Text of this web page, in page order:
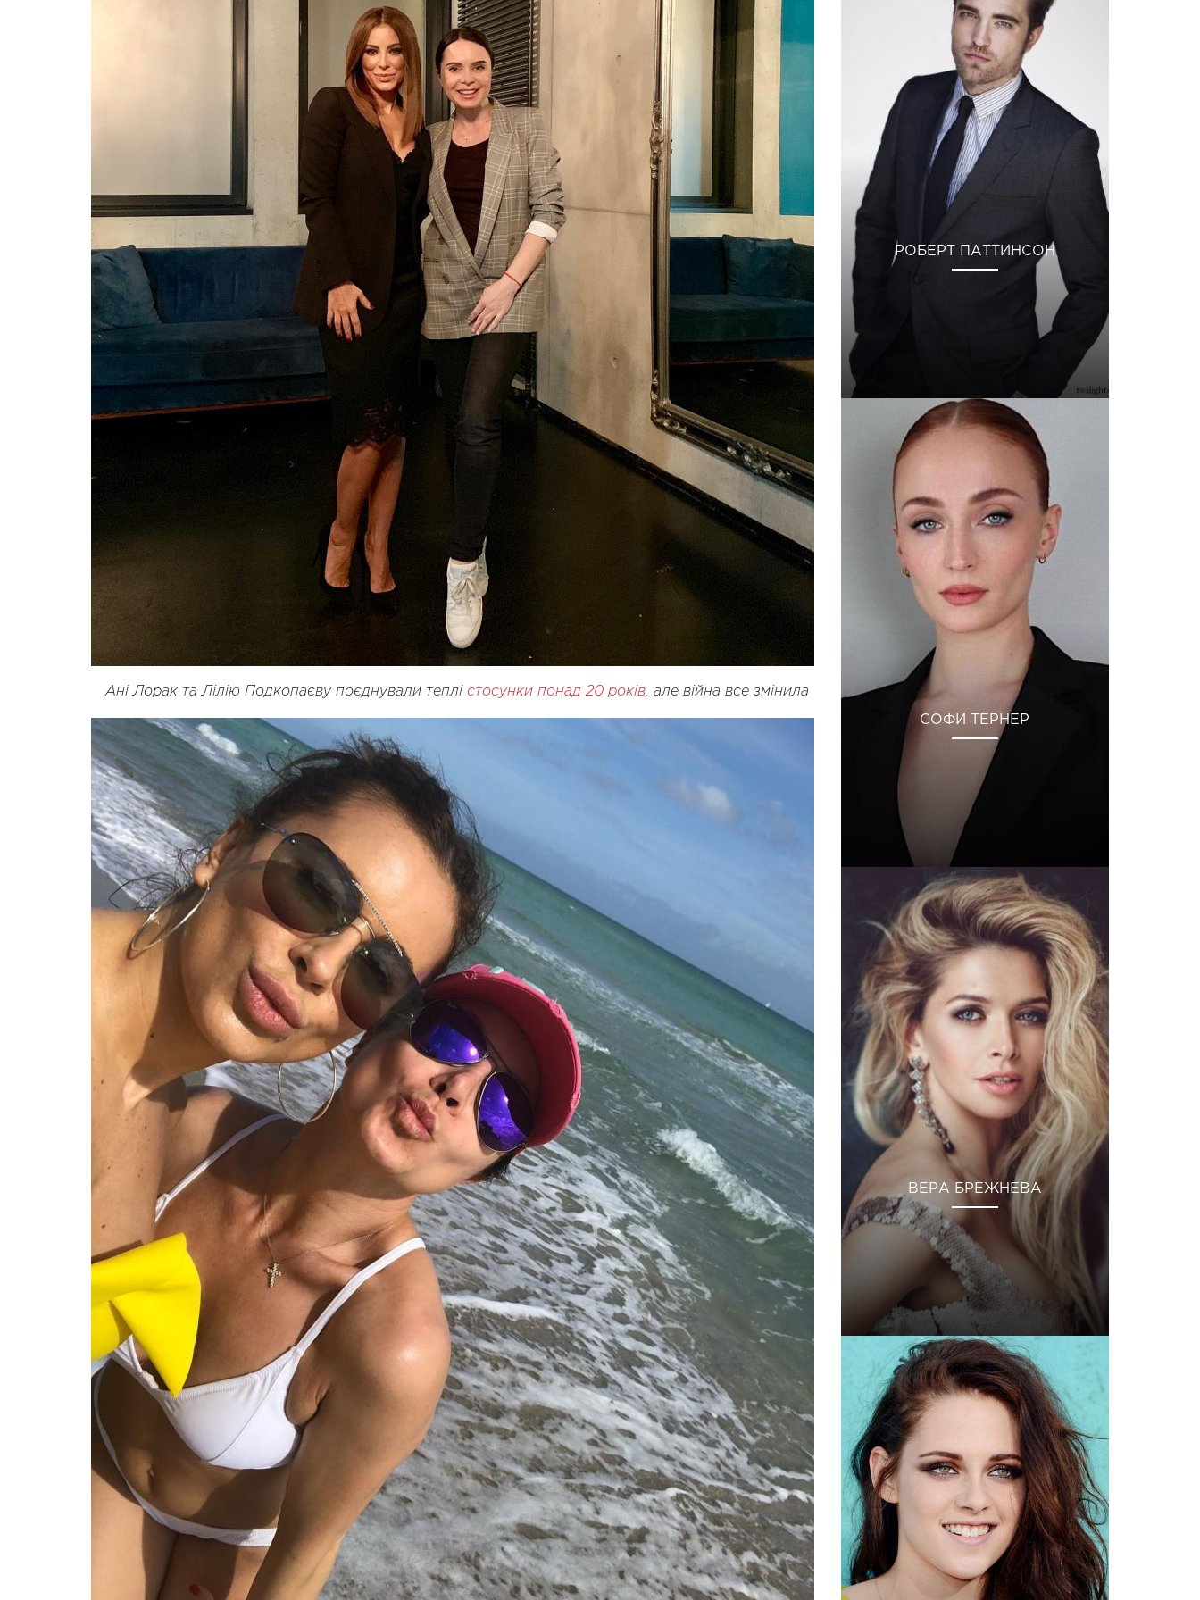
Ані Лорак та Лілію Подкопаєву поєднували теплі стосунки понад 20 років , але війна все змінила
РОБЕРТ ПАТТИНСОН
СОФИ ТЕРНЕР
ВЕРА БРЕЖНЕВА